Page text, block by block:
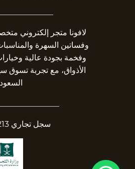
لافونا متجر إلكتروني
وفساتين السهرة
وفخمة بجودة عالية
الأذواق، مع تجربة
سجل تجاري 4030182213